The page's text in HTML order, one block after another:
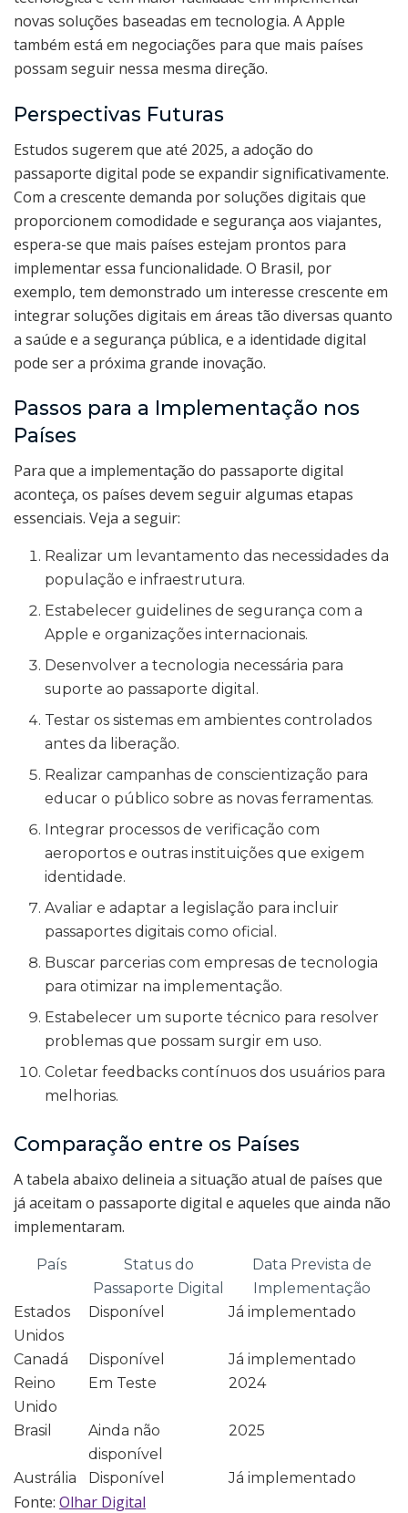
novas soluções baseadas em tecnologia. A Apple
também está em negociações para que mais países
possam seguir nessa mesma direção.
Perspectivas Futuras
Estudos sugerem que até 2025, a adoção do
passaporte digital pode se expandir significativamente.
Com a crescente demanda por soluções digitais que
proporcionem comodidade e segurança aos viajantes,
espera-se que mais países estejam prontos para
implementar essa funcionalidade. O Brasil, por
exemplo, tem demonstrado um interesse crescente em
integrar soluções digitais em áreas tão diversas quanto
a saúde e a segurança pública, e a identidade digital
pode ser a próxima grande inovação.
Passos para a Implementação nos
Países
Para que a implementação do passaporte digital
aconteça, os países devem seguir algumas etapas
essenciais. Veja a seguir:
Realizar um levantamento das necessidades da
população e infraestrutura.
Estabelecer guidelines de segurança com a
Apple e organizações internacionais.
Desenvolver a tecnologia necessária para
suporte ao passaporte digital.
Testar os sistemas em ambientes controlados
antes da liberação.
Realizar campanhas de conscientização para
educar o público sobre as novas ferramentas.
Integrar processos de verificação com
aeroportos e outras instituições que exigem
identidade.
Avaliar e adaptar a legislação para incluir
passaportes digitais como oficial.
Buscar parcerias com empresas de tecnologia
para otimizar na implementação.
Estabelecer um suporte técnico para resolver
problemas que possam surgir em uso.
Coletar feedbacks contínuos dos usuários para
melhorias.
Comparação entre os Países
A tabela abaixo delineia a situação atual de países que
já aceitam o passaporte digital e aqueles que ainda não
implementaram.
País
Status do
Passaporte Digital
Data Prevista de
Implementação
Estados
Unidos
Disponível Já implementado
Canadá Disponível
Já implementado
Reino
Unido
Em Teste 2024
Brasil
Ainda não
disponível
2025
Austrália Disponível Já implementado
Fonte: Olhar Digital